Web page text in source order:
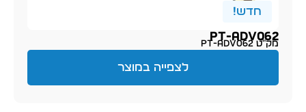
חדש!
PT-adv062
מק״ט PT-adv062
לצפייה במוצר